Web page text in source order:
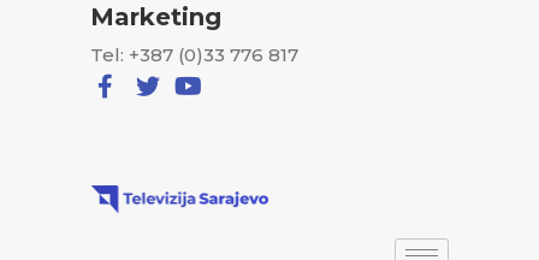
Marketing
Tel: +387 (0)33 776 817